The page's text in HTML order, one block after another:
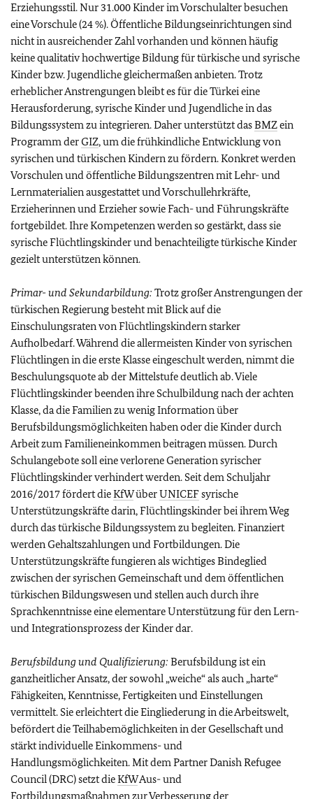
Erziehungsstil. Nur 31.000 Kinder im Vorschulalter besuchen
eine Vorschule (24 %). Öffentliche Bildungseinrichtungen sind
nicht in ausreichender Zahl vorhanden und können häufig
keine qualitativ hochwertige Bildung für türkische und syrische
Kinder bzw. Jugendliche gleichermaßen anbieten. Trotz
erheblicher Anstrengungen bleibt es für die Türkei eine
Herausforderung, syrische Kinder und Jugendliche in das
Bildungssystem zu integrieren. Daher unterstützt dasBMZein
Programm derGIZ, um die frühkindliche Entwicklung von
syrischen und türkischen Kindern zu fördern. Konkret werden
Vorschulen und öffentliche Bildungszentren mit Lehr- und
Lernmaterialien ausgestattet und Vorschullehrkräfte,
Erzieherinnen und Erzieher sowie Fach- und Führungskräfte
fortgebildet. Ihre Kompetenzen werden so gestärkt, dass sie
syrische Flüchtlingskinder und benachteiligte türkische Kinder
gezielt unterstützen können.
Primar- und Sekundarbildung: Trotz großer Anstrengungen der
türkischen Regierung besteht mit Blick auf die
Einschulungsraten von Flüchtlingskindern starker
Aufholbedarf. Während die allermeisten Kinder von syrischen
Flüchtlingen in die erste Klasse eingeschult werden, nimmt die
Beschulungsquote ab der Mittelstufe deutlich ab. Viele
Flüchtlingskinder beenden ihre Schulbildung nach der achten
Klasse, da die Familien zu wenig Information über
Berufsbildungsmöglichkeiten haben oder die Kinder durch
Arbeit zum Familieneinkommen beitragen müssen. Durch
Schulangebote soll eine verlorene Generation syrischer
Flüchtlingskinder verhindert werden. Seit dem Schuljahr
2016/2017 fördert dieKfWüberUNICEFsyrische
Unterstützungskräfte darin, Flüchtlingskinder bei ihrem Weg
durch das türkische Bildungssystem zu begleiten. Finanziert
werden Gehaltszahlungen und Fortbildungen. Die
Unterstützungskräfte fungieren als wichtiges Bindeglied
zwischen der syrischen Gemeinschaft und dem öffentlichen
türkischen Bildungswesen und stellen auch durch ihre
Sprachkenntnisse eine elementare Unterstützung für den Lern-
und Integrationsprozess der Kinder dar.
Berufsbildung und Qualifizierung: Berufsbildung ist ein
ganzheitlicher Ansatz, der sowohl „weiche“ als auch „harte“
Fähigkeiten, Kenntnisse, Fertigkeiten und Einstellungen
vermittelt. Sie erleichtert die Eingliederung in die Arbeitswelt,
befördert die Teilhabemöglichkeiten in der Gesellschaft und
stärkt individuelle Einkommens- und
Handlungsmöglichkeiten. Mit dem Partner Danish Refugee
Council (DRC) setzt dieKfWAus- und
Fortbildungsmaßnahmen zur Verbesserung der